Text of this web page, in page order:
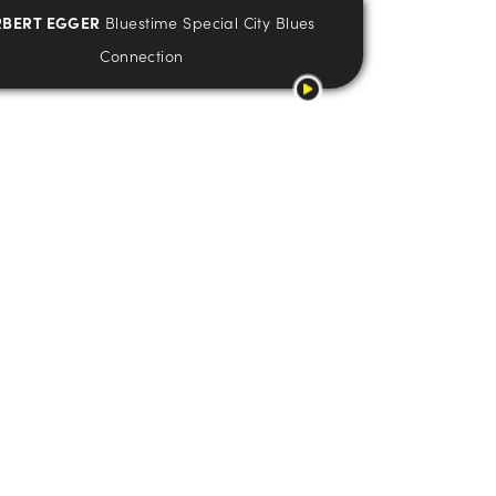
EGGER Bluestime Special City Blues
Connection